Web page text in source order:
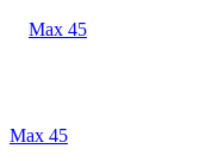
Max 45